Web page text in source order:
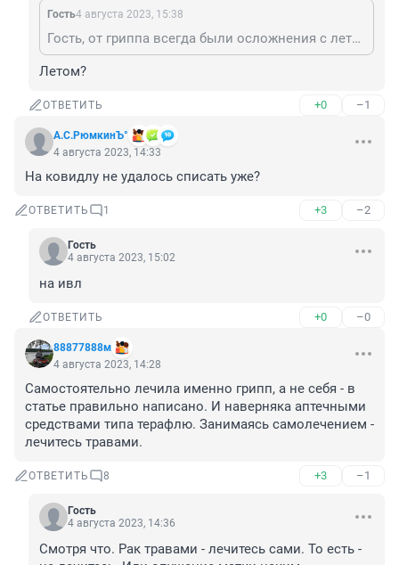
Гость4 августа 2023, 15:38
Гость, от гриппа всегда были осложнения с летальными исходами.
Летом?
ОТВЕТИТЬ +0 –1
А.С.РюмкинЪ°
4 августа 2023, 14:33
На ковидлу не удалось списать уже?
ОТВЕТИТЬ 1 +3 –2
Гость
4 августа 2023, 15:02
на ивл
ОТВЕТИТЬ +0 –0
88877888м
4 августа 2023, 14:28
Самостоятельно лечила именно грипп, а не себя - в
статье правильно написано. И наверняка аптечными
средствами типа терафлю. Занимаясь самолечением -
лечитесь травами.
ОТВЕТИТЬ 8 +3 –1
Гость
4 августа 2023, 14:36
Смотря что. Рак травами - лечитесь сами. То есть -